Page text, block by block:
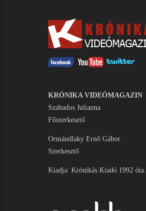
KRÓNIKA VIDEÓMAGAZIN
Szabados Julianna
Főszerkesztő
Ormándlaky Ernő Gábor
Szerkesztő
Kiadja: Krónikás Kiadó 1992 óta.